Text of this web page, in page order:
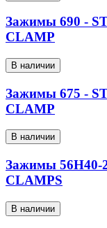
Зажимы 690 -
CLAMP
В наличии
Зажимы 675 -
CLAMP
В наличии
Зажимы 56H40-
CLAMPS
В наличии